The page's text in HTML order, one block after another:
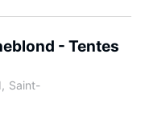
- Tentes
Saint-